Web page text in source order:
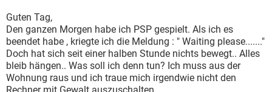
WHATSAPP
FACEBOOK HARDWARE
WINDOWS 10
WHATSAPP TIKTOK
FACEBOOK HARDWARE
SPIELE
ANDROID IOS
WINDOWS 10 INSTAGRAM
WHATSAPP TIKTOK
Guten Tag,
Den ganzen Morgen habe ich PSP gespielt. Als ich es
beendet habe , kriegte ich die Meldung : " Waiting please......."
Doch hat sich seit einer halben Stunde nichts bewegt.. Alles
bleib hängen.. Was soll ich denn tun? Ich muss aus der
Wohnung raus und ich traue mich irgendwie nicht den